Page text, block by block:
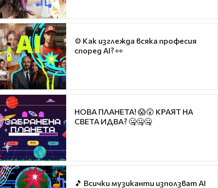
⚙ Как изглежда всяка професия
според AI? 👀
НОВА ПЛАНЕТА! 😱😲 КРАЯТ НА
СВЕТА ИДВА? 🤐🤐🤐
🎵 Всички музиканти използват AI